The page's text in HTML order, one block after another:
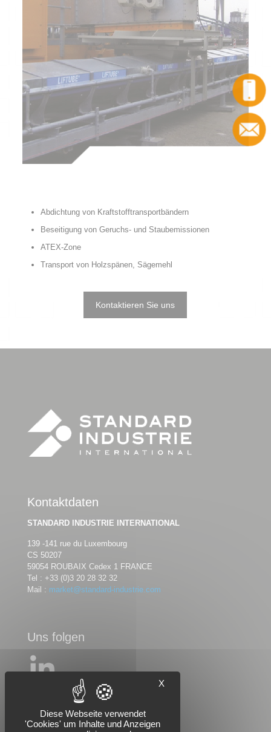
Abdichtung von Kraftstofftransportbändern
Beseitigung von Geruchs- und Staubemissionen
ATEX-Zone
Transport von Holzspänen, Sägemehl
Kontaktieren Sie uns
Kontaktdaten
STANDARD INDUSTRIE INTERNATIONAL
139 -141 rue du Luxembourg
CS 50207
59054 ROUBAIX Cedex 1 FRANCE
Tel : +33 (0)3 20 28 32 32
Mail : market@standard-industrie.com
Uns folgen
X
Diese Webseite verwendet
'Cookies' um Inhalte und Anzeigen